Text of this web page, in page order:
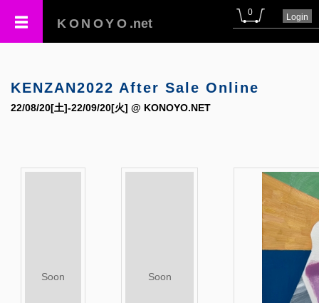
KONOYO .net
0 Login
KENZAN2022 After Sale Online
22/08/20[土]-22/09/20[火] @ KONOYO.NET
Soon Soon